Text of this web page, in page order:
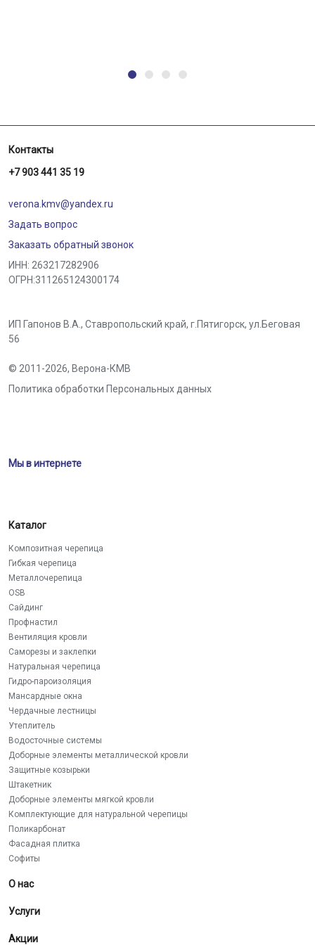
Контакты
+7 903 441 35 19
verona.kmv@yandex.ru
Задать вопрос
Заказать обратный звонок
ИНН: 263217282906
ОГРН:311265124300174
ИП Гапонов В.А., Ставропольский край, г.Пятигорск, ул.Беговая
56
© 2011-2026, Верона-КМВ
Политика обработки Персональных данных
Мы в интернете
Каталог
Композитная черепица
Гибкая черепица
Металлочерепица
OSB
Сайдинг
Профнастил
Вентиляция кровли
Саморезы и заклепки
Натуральная черепица
Гидро-пароизоляция
Мансардные окна
Чердачные лестницы
Утеплитель
Водосточные системы
Доборные элементы металлической кровли
Защитные козырьки
Штакетник
Доборные элементы мягкой кровли
Комплектующие для натуральной черепицы
Поликарбонат
Фасадная плитка
Софиты
О нас
Услуги
Акции